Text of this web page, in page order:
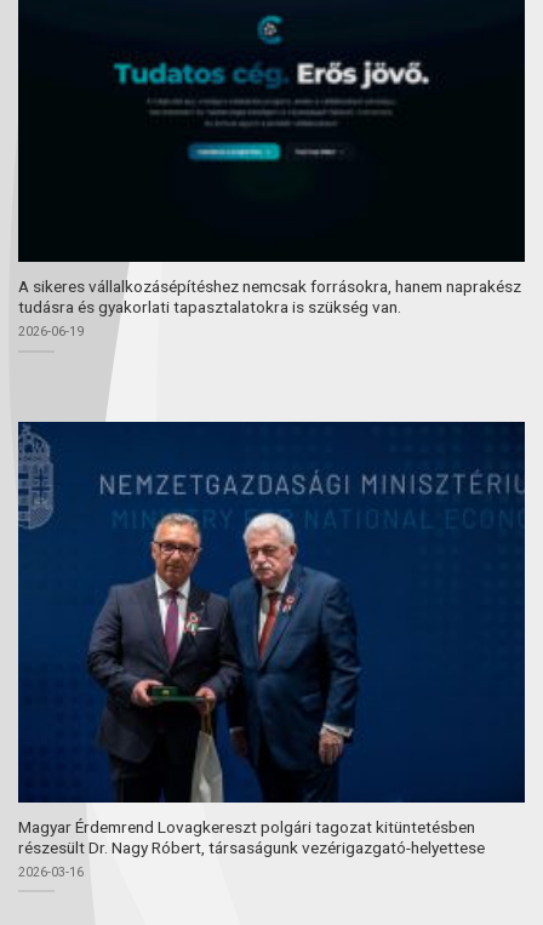
A sikeres vállalkozásépítéshez nemcsak forrásokra, hanem naprakész
tudásra és gyakorlati tapasztalatokra is szükség van.
2026-06-19
Magyar Érdemrend Lovagkereszt polgári tagozat kitüntetésben
részesült Dr. Nagy Róbert, társaságunk vezérigazgató-helyettese
2026-03-16